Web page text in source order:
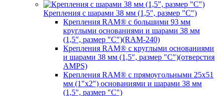
Крепления с шарами 38 мм (1,5", размер "C")
Крепления RAM® с большими 93 мм
круглыми основаниями и шарами 38 мм
(1,5", размер "C")(RAM-240)
Крепления RAM® с круглыми основаниями
и шарами 38 мм (1,5", размер "C")(отверстия
AMPS)
Крепления RAM® с прямоугольными 25х51
мм (1"х2") основаниями и шарами 38 мм
(1,5", размер "C")